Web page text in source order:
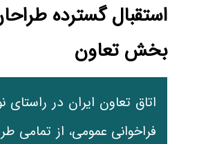
استقبال گسترده
بخش تعاون
اتاق تعاون ایران در
فراخوانی عمومی، از